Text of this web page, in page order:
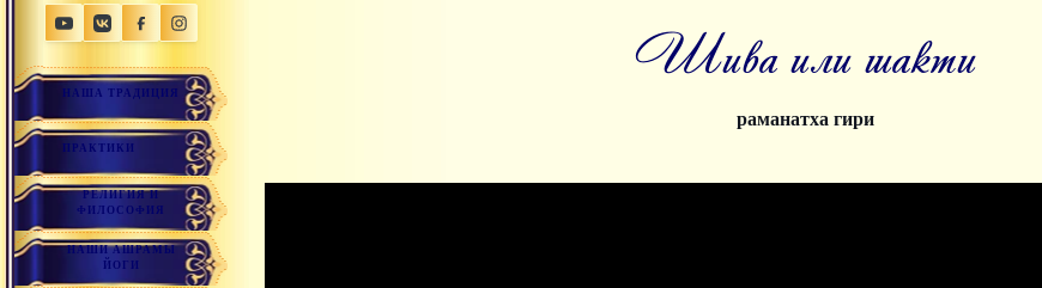
НАША ТРАДИЦИЯ
ПРАКТИКИ
РЕЛИГИЯ И
ФИЛОСОФИЯ
НАШИ АШРАМЫ
ЙОГИ
шива или шакти
раманатха гири